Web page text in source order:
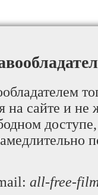
на сайте и не
all-free-